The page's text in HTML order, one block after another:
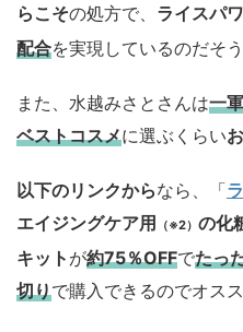
らこその処方で、 ライスパ
配合を実現しているのだそ
また、水越みさとさんは一
ベストコスメに選ぶくらい
以下のリンクからなら、「
エイジングケア用 （※2） の化
キット が約75％OFFでたっ
切りで購入できるのでオス